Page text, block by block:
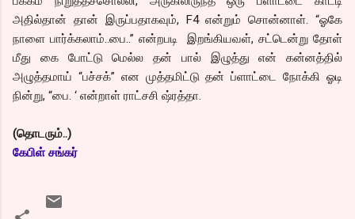
அதில்தான் தான் இருப்பதாகவும், F4 என்றும் சொன்னாள். “ஓகே
நாளை பார்க்கலாம்..பை..” என்றபடி இறங்கியவள், சட்டென்று தோள்
மீது கை போட்டு மெல்ல தன் பால் இழுத்து என் கன்னத்தில்
அழுத்தமாய் “பச்சக்” என முத்தமிட்டு தன் ப்ளாட்டை நோக்கி ஓடி
நின்று, “பை. ‘ என்றாள் ராட்சசி ஷ்ரத்தா.
(தொடரும்..)
கேபிள் சங்கர்